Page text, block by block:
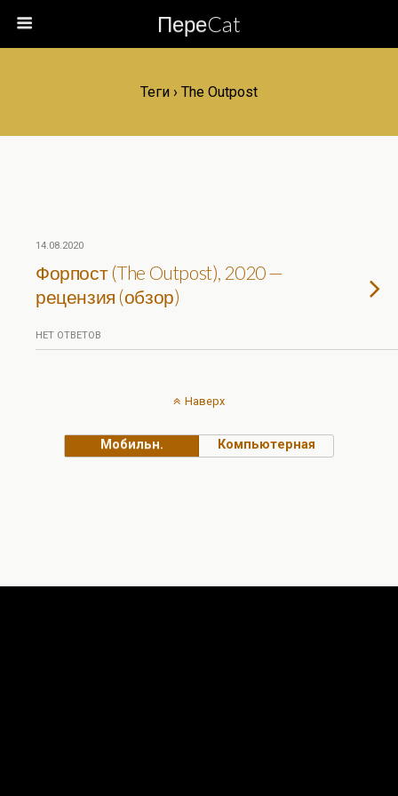
ПереCat
Теги › The Outpost
14.08.2020
Форпост (The Outpost), 2020 —
рецензия (обзор)
НЕТ ОТВЕТОВ
Наверх
Мобильн. Компьютерная